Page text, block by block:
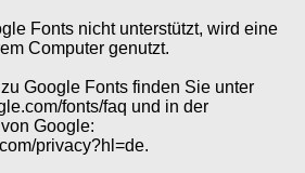
Fonts nicht unterstützt, wird eine
Computer genutzt.
Google Fonts finden Sie unter
fonts/faq und in der
Google:
privacy?hl=de.